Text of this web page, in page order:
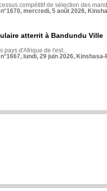
compétitif de sélection des
mercredi, 5 août 2026,
atterrit à Bandundu Ville
pays d'Afrique de l'est...
lundi, 29 juin 2026,